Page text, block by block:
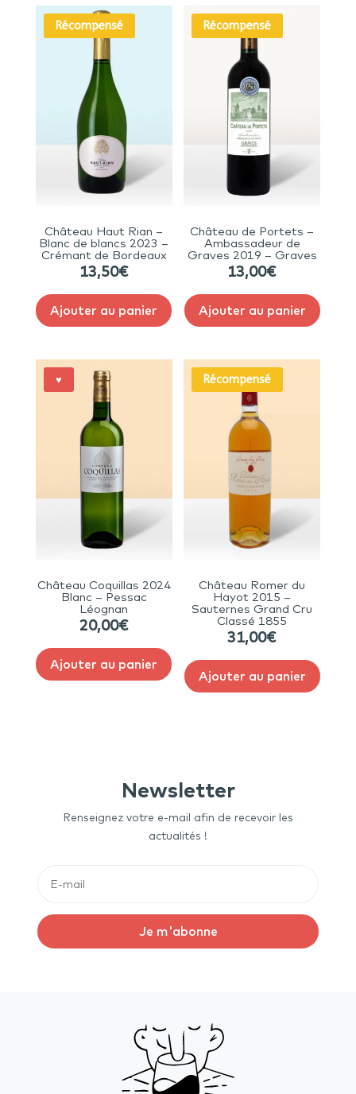
Récompensé
Château Haut Rian –
Blanc de blancs 2023 –
Crémant de Bordeaux
13,50€
Ajouter au panier
Récompensé
Château de Portets –
Ambassadeur de
Graves 2019 – Graves
13,00€
Ajouter au panier
♥
Château Coquillas 2024
Blanc – Pessac
Léognan
20,00€
Ajouter au panier
Récompensé
Château Romer du
Hayot 2015 –
Sauternes Grand Cru
Classé 1855
31,00€
Ajouter au panier
Newsletter
Renseignez votre e-mail afin de recevoir les
actualités !
Je m'abonne